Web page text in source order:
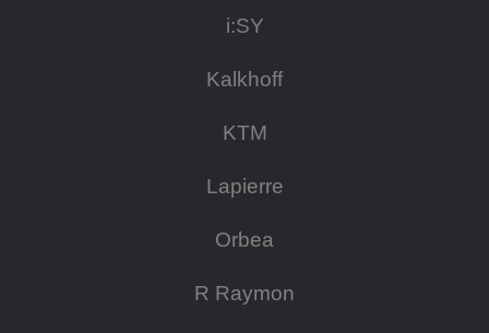
i:SY
Kalkhoff
KTM
Lapierre
Orbea
R Raymon